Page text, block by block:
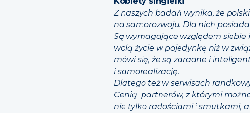
Z naszych badań wynika, że
na samorozwoju. Dla nich
Są wymagające względem siebie i
wolą życie w pojedynkę niż w
mówi się, że są zaradne i
i samorealizację.
Dlatego też w serwisach
Cenią partnerów, z którymi
nie tylko radościami i smutkami,